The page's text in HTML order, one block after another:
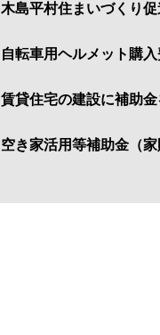
木島平村住まいづくり
自転車用ヘルメット購
賃貸住宅の建設に補助金
空き家活用等補助金（家